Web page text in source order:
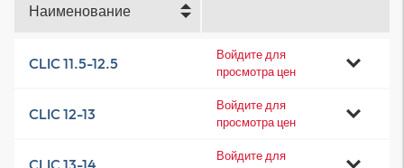
Наименование
CLIC 11.5-12.5
Войдите для
просмотра цен
CLIC 12-13
Войдите для
просмотра цен
CLIC 13-14
Войдите для